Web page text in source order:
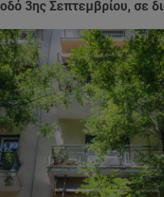
3ης Σεπτεμβρίου, σε